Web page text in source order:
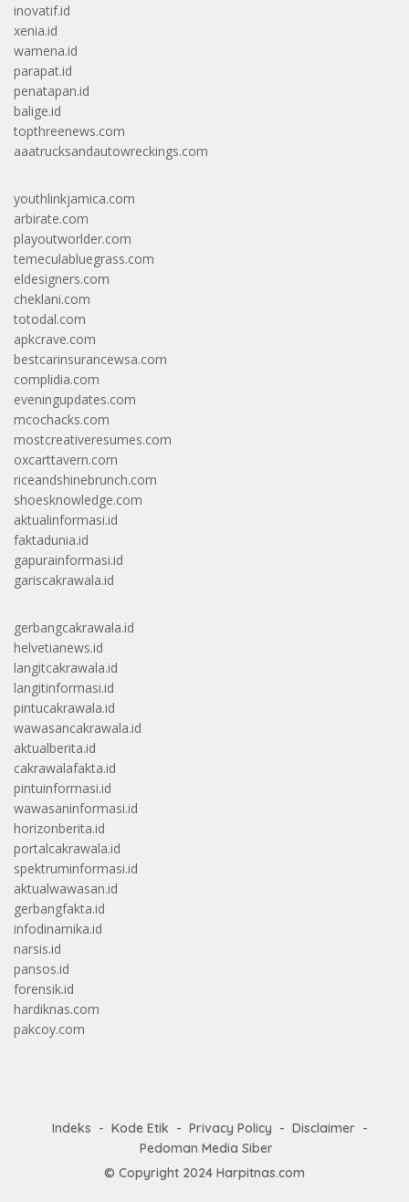
inovatif.id
xenia.id
wamena.id
parapat.id
penatapan.id
balige.id
topthreenews.com
aaatrucksandautowreckings.com
youthlinkjamica.com
arbirate.com
playoutworlder.com
temeculabluegrass.com
eldesigners.com
cheklani.com
totodal.com
apkcrave.com
bestcarinsurancewsa.com
complidia.com
eveningupdates.com
mcochacks.com
mostcreativeresumes.com
oxcarttavern.com
riceandshinebrunch.com
shoesknowledge.com
aktualinformasi.id
faktadunia.id
gapurainformasi.id
gariscakrawala.id
gerbangcakrawala.id
helvetianews.id
langitcakrawala.id
langitinformasi.id
pintucakrawala.id
wawasancakrawala.id
aktualberita.id
cakrawalafakta.id
pintuinformasi.id
wawasaninformasi.id
horizonberita.id
portalcakrawala.id
spektruminformasi.id
aktualwawasan.id
gerbangfakta.id
infodinamika.id
narsis.id
pansos.id
forensik.id
hardiknas.com
pakcoy.com
Indeks Kode Etik Privacy Policy
Disclaimer
Pedoman Media Siber
© Copyright 2024 Harpitnas.com